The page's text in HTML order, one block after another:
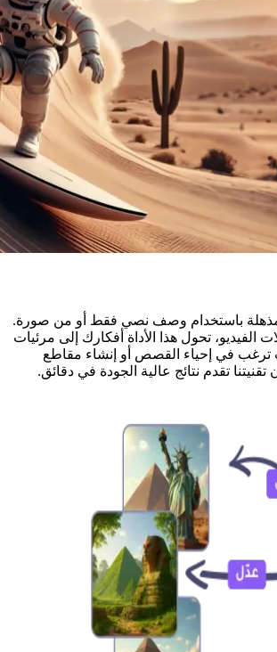
مذهلة باستخدام وصف نصي فقط أو من صورة.
الفيديو، تحول هذا الأداة أفكارك إلى مرئيات
ترغب في إحياء القصص أو إنشاء مقاطع
تقدم نتائج عالية الجودة في دقائق.